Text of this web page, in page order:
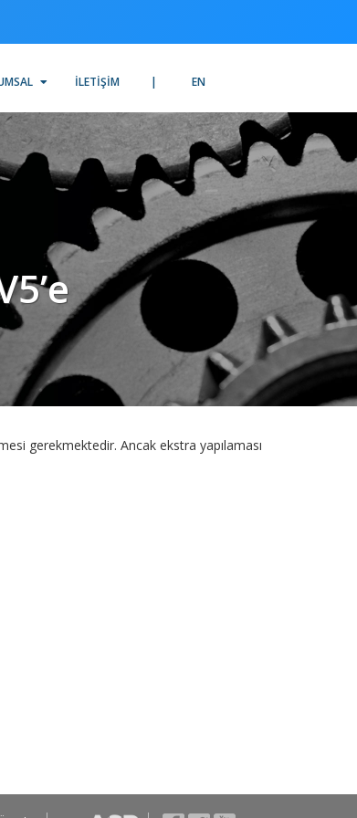
İLETIŞIM EN
gerekmektedir. Ancak ekstra yapılaması